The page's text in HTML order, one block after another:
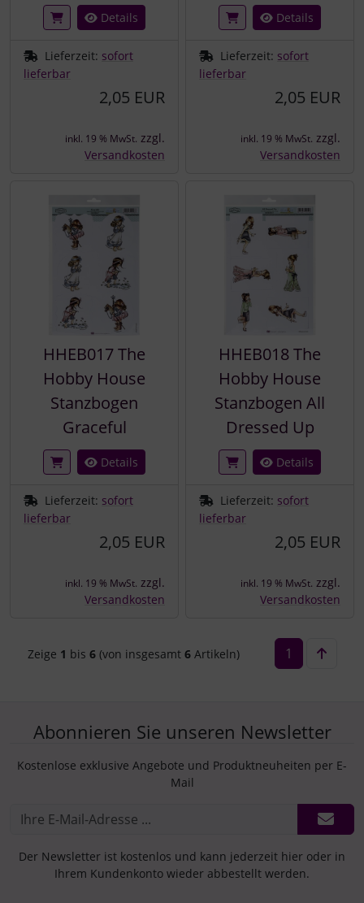
Details
Lieferzeit: sofort
lieferbar
2,05 EUR
inkl. 19 % MwSt. zzgl.
Versandkosten
Details
Lieferzeit: sofort
lieferbar
2,05 EUR
inkl. 19 % MwSt. zzgl.
Versandkosten
HHEB017 The
Hobby House
Stanzbogen
Graceful
Details
Lieferzeit: sofort
lieferbar
2,05 EUR
inkl. 19 % MwSt. zzgl.
Versandkosten
HHEB018 The
Hobby House
Stanzbogen All
Dressed Up
Details
Lieferzeit: sofort
lieferbar
2,05 EUR
inkl. 19 % MwSt. zzgl.
Versandkosten
Zeige 1 bis 6(von insgesamt 6Artikeln) 1
Abonnieren Sie unseren Newsletter
Kostenlose exklusive Angebote und Produktneuheiten per E-
Mail
Der Newsletter ist kostenlos und kann jederzeit hier oder in
Ihrem Kundenkonto wieder abbestellt werden.